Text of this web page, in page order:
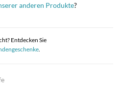
anderen Produkte?
Entdecken Sie
.